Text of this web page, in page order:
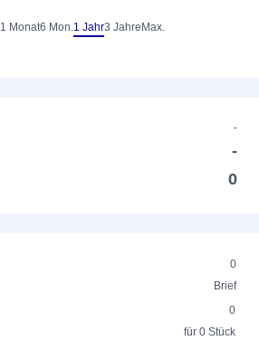
1 Monat6 Mon.1 Jahr3 Jahre Max.
-
-
0
0
Brief
0
für 0 Stück